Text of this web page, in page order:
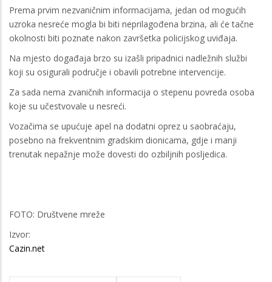
Prema prvim nezvaničnim informacijama, jedan od mogućih
uzroka nesreće mogla bi biti neprilagođena brzina, ali će tačne
okolnosti biti poznate nakon završetka policijskog uviđaja.
Na mjesto događaja brzo su izašli pripadnici nadležnih službi
koji su osigurali područje i obavili potrebne intervencije.
Za sada nema zvaničnih informacija o stepenu povreda osoba
koje su učestvovale u nesreći.
Vozačima se upućuje apel na dodatni oprez u saobraćaju,
posebno na frekventnim gradskim dionicama, gdje i manji
trenutak nepažnje može dovesti do ozbiljnih posljedica.
FOTO: Društvene mreže
Izvor:
Cazin.net